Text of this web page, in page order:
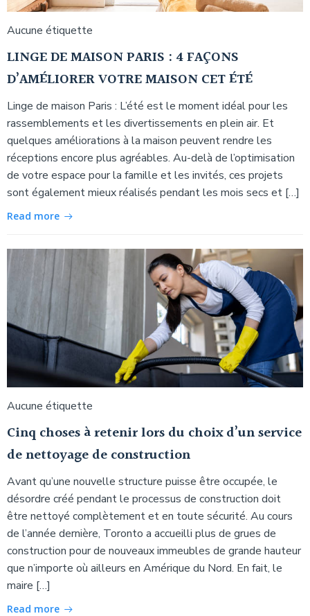
Aucune étiquette
LINGE DE MAISON PARIS : 4 FAÇONS
D’AMÉLIORER VOTRE MAISON CET ÉTÉ
Linge de maison Paris : L’été est le moment idéal pour les
rassemblements et les divertissements en plein air. Et
quelques améliorations à la maison peuvent rendre les
réceptions encore plus agréables. Au-delà de l’optimisation
de votre espace pour la famille et les invités, ces projets
sont également mieux réalisés pendant les mois secs et […]
Read more
Aucune étiquette
Cinq choses à retenir lors du choix d’un service
de nettoyage de construction
Avant qu’une nouvelle structure puisse être occupée, le
désordre créé pendant le processus de construction doit
être nettoyé complètement et en toute sécurité. Au cours
de l’année dernière, Toronto a accueilli plus de grues de
construction pour de nouveaux immeubles de grande hauteur
que n’importe où ailleurs en Amérique du Nord. En fait, le
maire […]
Read more